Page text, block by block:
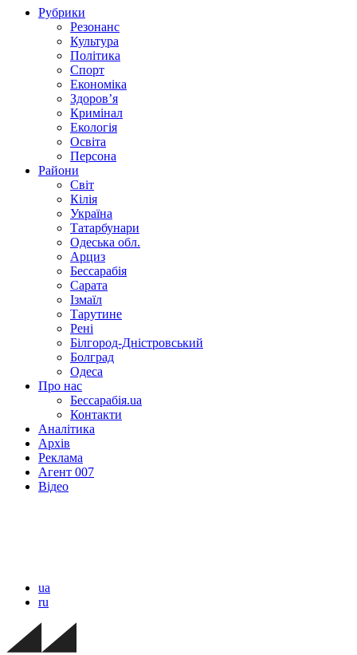
Рубрики
Резонанс
Культура
Політика
Спорт
Економіка
Здоров’я
Кримінал
Екологія
Освіта
Персона
Райони
Світ
Кілія
Україна
Татарбунари
Одеська обл.
Арциз
Бессарабія
Сарата
Ізмаїл
Тарутине
Рені
Білгород-Дністровський
Болград
Одеса
Про нас
Бессарабія.ua
Контакти
Аналітика
Архів
Реклама
Агент 007
Відео
ua
ru